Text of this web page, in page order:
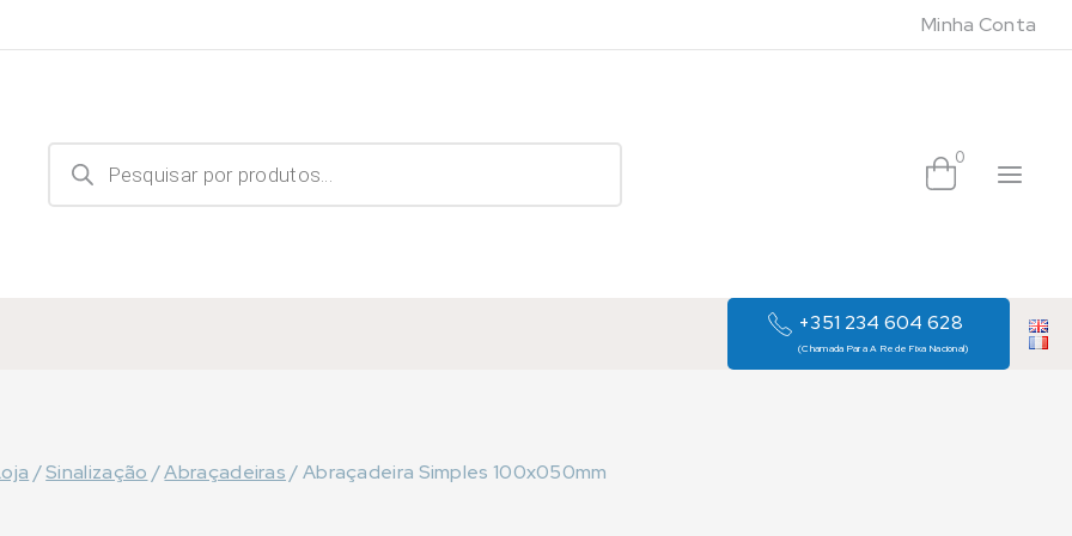
Minha Conta
Products
search 0
+351 234 604 628
(Chamada Para A Rede Fixa Nacional)
/Sinalização /Abraçadeiras /Abraçadeira Simples 100x050mm